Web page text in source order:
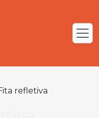
refletiva